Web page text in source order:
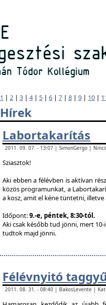
1 | 2 | 3 | 4| 5 | 6 | 7 | 8 | 9 | 10 |
Hírek
Labortakarítás
2011. 09. 07. - 13:07 | SimonGergo |
Sziasztok!
Aki ebben a félévben is aktívan
közös programunkat, a
a kosz, amit el kéne tüntetni,
Időpont:9.-e, péntek, 8:30-tól.
Aki csak később tud jönni, mert
tudtok majd jönni.
Félévnyitó
2011. 08. 31. - 08:40 | BakosLevente |